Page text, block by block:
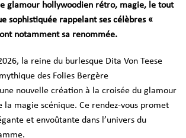
glamour hollywoodien rétro, magie, le tout
sophistiquée rappelant ses célèbres «
notamment sa renommée.
la reine du burlesque Dita Von Teese
des Folies Bergère
nouvelle création à la croisée du glamour
la magie scénique. Ce rendez-vous promet
et envoûtante dans l’univers du